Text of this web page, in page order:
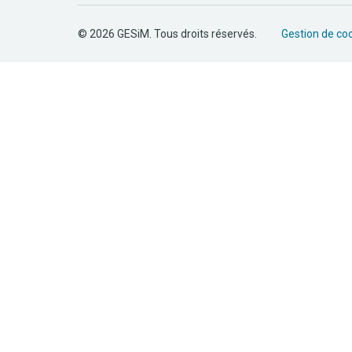
© 2026 GESiM. Tous droits réservés. Gestion de